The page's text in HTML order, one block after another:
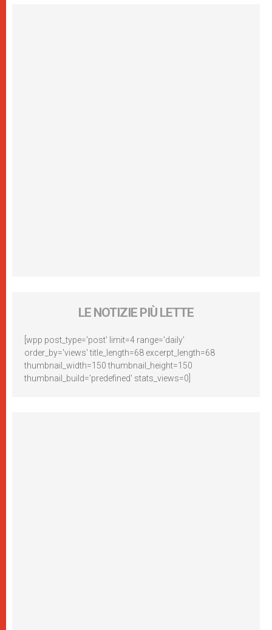
LE NOTIZIE PIÙ LETTE
[wpp post_type='post' limit=4 range='daily'
order_by='views' title_length=68 excerpt_length=68
thumbnail_width=150 thumbnail_height=150
thumbnail_build='predefined' stats_views=0]